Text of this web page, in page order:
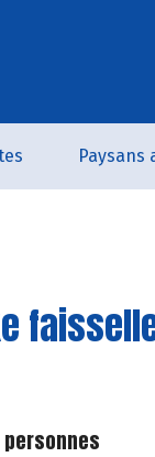
Paysans
personnes